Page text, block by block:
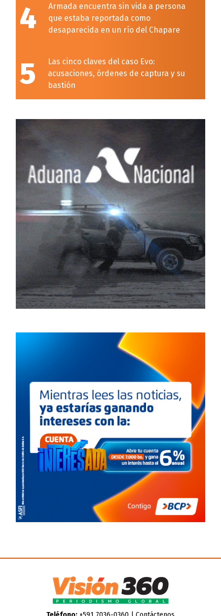
4
Armada encuentra sin vida a persona
que estaba reportada como
desaparecida en un río del Chapare
5
Las cinco claves del caso Evo:
acusaciones, órdenes de captura y su
bastión